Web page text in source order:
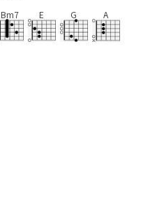
Bm7 E G A